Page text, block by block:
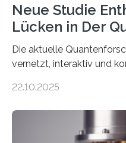
Neue Studie
Lücken in Der
Die aktuelle
vernetzt, interaktiv und
oft von Autor*innen, die
werden schnell
22.10.2025